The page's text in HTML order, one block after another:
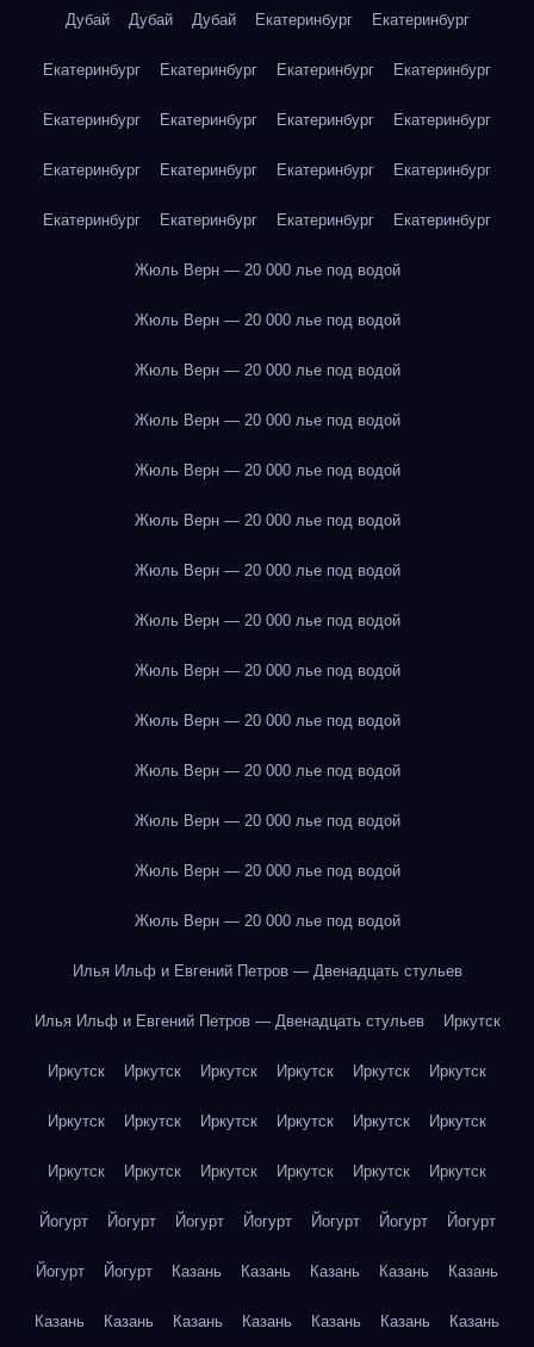
Дубай Дубай Дубай Екатеринбург Екатеринбург
Екатеринбург Екатеринбург Екатеринбург Екатеринбург
Екатеринбург Екатеринбург Екатеринбург Екатеринбург
Екатеринбург Екатеринбург Екатеринбург Екатеринбург
Екатеринбург Екатеринбург Екатеринбург Екатеринбург
Жюль Верн — 20 000 лье под водой
Жюль Верн — 20 000 лье под водой
Жюль Верн — 20 000 лье под водой
Жюль Верн — 20 000 лье под водой
Жюль Верн — 20 000 лье под водой
Жюль Верн — 20 000 лье под водой
Жюль Верн — 20 000 лье под водой
Жюль Верн — 20 000 лье под водой
Жюль Верн — 20 000 лье под водой
Жюль Верн — 20 000 лье под водой
Жюль Верн — 20 000 лье под водой
Жюль Верн — 20 000 лье под водой
Жюль Верн — 20 000 лье под водой
Жюль Верн — 20 000 лье под водой
Илья Ильф и Евгений Петров — Двенадцать стульев
Илья Ильф и Евгений Петров — Двенадцать стульев Иркутск
Иркутск Иркутск Иркутск Иркутск Иркутск Иркутск
Иркутск Иркутск Иркутск Иркутск Иркутск Иркутск
Иркутск Иркутск Иркутск Иркутск Иркутск Иркутск
Йогурт Йогурт Йогурт Йогурт Йогурт Йогурт Йогурт
Йогурт Йогурт Казань Казань Казань Казань Казань
Казань Казань Казань Казань Казань Казань Казань